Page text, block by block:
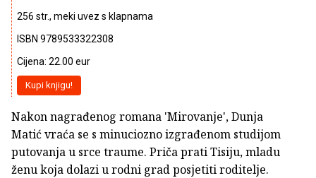
256 str., meki uvez s klapnama
ISBN 9789533322308
Cijena: 22.00 eur
Kupi knjigu!
Nakon nagrađenog romana 'Mirovanje', Dunja
Matić vraća se s minuciozno izgrađenom studijom
putovanja u srce traume. Priča prati Tisiju, mladu
ženu koja dolazi u rodni grad posjetiti roditelje.